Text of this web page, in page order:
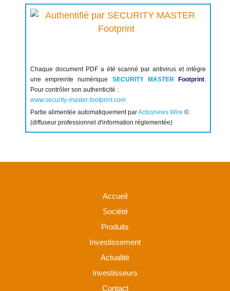
Chaque document PDF a été scanné par antivirus et intègre
une empreinte numérique SECURITY MASTER Footprint
Pour contrôler son authenticité :
www.security-master-footprint.com
Partie alimentée automatiquement parActusnews Wire ©
(diffuseur professionnel d'information réglementée)
Accueil
Société
Produits
Investissement
Actualité
Investisseurs
Contact